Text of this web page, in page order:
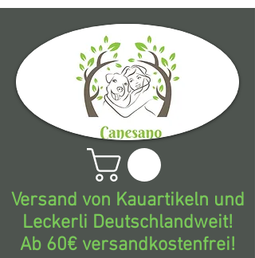
Versand von Kauartikeln und
Leckerli Deutschlandweit!
Ab 60€ versandkostenfrei!